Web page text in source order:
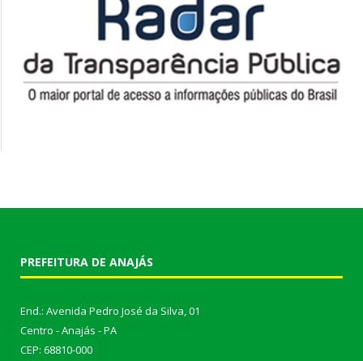
PREFEITURA DE ANAJÁS
End.: Avenida Pedro José da Silva, 01
Centro - Anajás - PA
CEP: 68810-000